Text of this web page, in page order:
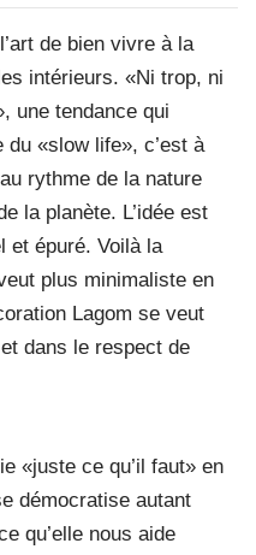
de bien vivre à la
intérieurs. «Ni trop, ni
une tendance qui
«slow life», c’est à
rythme de la nature
la planète. L’idée est
et épuré. Voilà la
plus minimaliste en
Lagom se veut
dans le respect de
«juste ce qu’il faut» en
démocratise autant
qu’elle nous aide